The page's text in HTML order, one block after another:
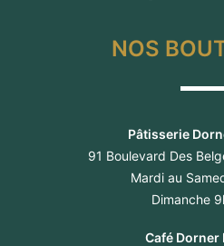
NOS
Pâtisserie
91 Boulevard Des
Mardi au
Dimanche
Café Dorner